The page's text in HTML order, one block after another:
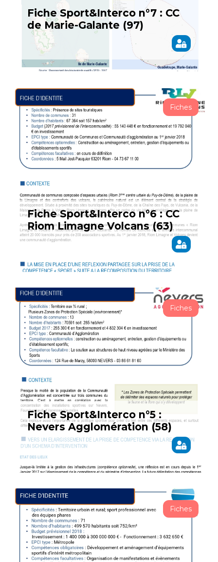
Fiche Sport&Interco n°7 : CC
de Marie-Galante (97)
Fiches
Fiche Sport&Interco n°6 : CC
Riom Limagne Volcans (63)
Fiches
Fiche Sport&Interco n°5 :
Nevers Agglomération (58)
Fiches